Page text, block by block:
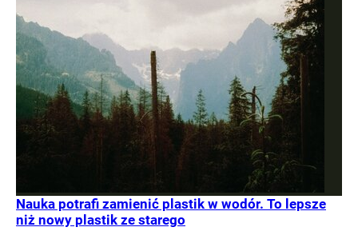
Nauka potrafi zamienić plastik w wodór. To lepsze
niż nowy plastik ze starego